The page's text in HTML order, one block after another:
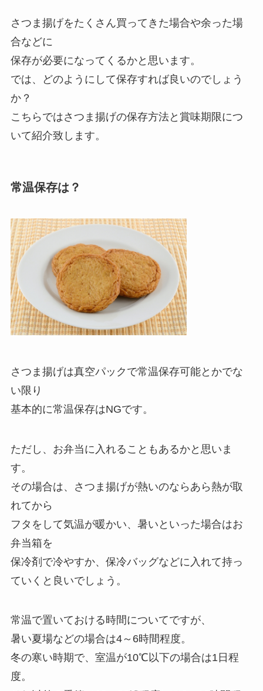
さつま揚げをたくさん買ってきた場合や余った場
合などに
保存が必要になってくるかと思います。
では、どのようにして保存すれば良いのでしょう
か？
こちらではさつま揚げの保存方法と賞味期限につ
いて紹介致します。
常温保存は？
さつま揚げは真空パックで常温保存可能とかでな
い限り
基本的に常温保存はNGです。
ただし、お弁当に入れることもあるかと思いま
す。
その場合は、さつま揚げが熱いのならあら熱が取
れてから
フタをして気温が暖かい、暑いといった場合はお
弁当箱を
保冷剤で冷やすか、保冷バッグなどに入れて持っ
ていくと良いでしょう。
常温で置いておける時間についてですが、
暑い夏場などの場合は4～6時間程度。
冬の寒い時期で、室温が10℃以下の場合は1日程
度。